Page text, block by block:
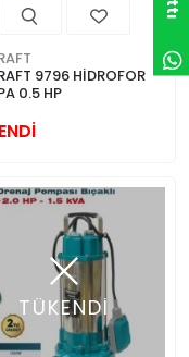
9796 HİDROFOR
0.5 HP
TÜKENDİ